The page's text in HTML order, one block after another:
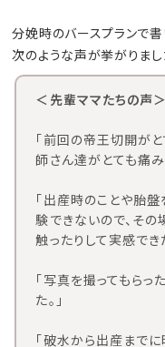
分娩時のバースプランで書
次のような声が挙がりまし
＜先輩ママたちの声＞
「前回の帝王切開が
師さん達がとても痛み
「出産時のことや胎
験できないので、そ
触ったりして実感でき
「写真を撮ってもらっ
た。」
「破水から出産まで